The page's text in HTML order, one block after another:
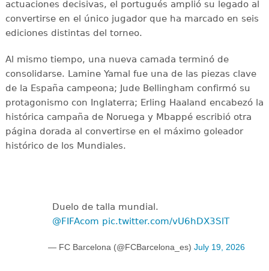
actuaciones decisivas, el portugués amplió su legado al
convertirse en el único jugador que ha marcado en seis
ediciones distintas del torneo.
Al mismo tiempo, una nueva camada terminó de
consolidarse. Lamine Yamal fue una de las piezas clave
de la España campeona; Jude Bellingham confirmó su
protagonismo con Inglaterra; Erling Haaland encabezó la
histórica campaña de Noruega y Mbappé escribió otra
página dorada al convertirse en el máximo goleador
histórico de los Mundiales.
Duelo de talla mundial.
@FIFAcom pic.twitter.com/vU6hDX3SlT
— FC Barcelona (@FCBarcelona_es) July 19, 2026